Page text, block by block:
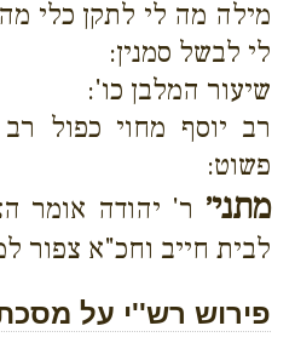
מילה מה לי לתקן כלי
לי לבשל סמנין:
שיעור המלבן כו':
רב יוסף מחוי כפול
פשוט:
מתני׳ ר' יהודה אומר
לבית חייב וחכ"א צפור
פירוש רש''י על